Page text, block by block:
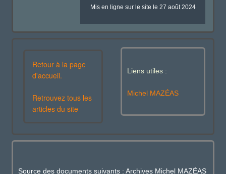
Mis en ligne sur le site le 27 août 2024
Retour à la page
d'accueil.
Retrouvez tous les
articles du site
Liens utiles :
Michel MAZÉAS
Source des documents suivants : Archives Michel MAZÉAS